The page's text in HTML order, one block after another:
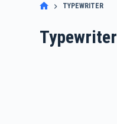
TYPEWRITER
Typewriter